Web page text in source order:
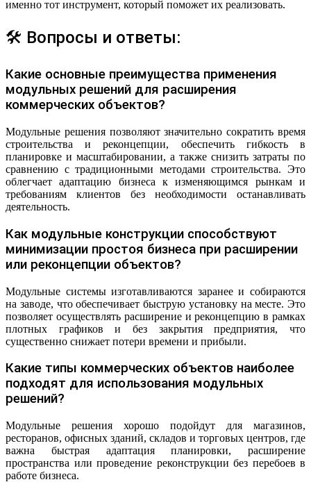
именно тот инструмент, который поможет их реализовать.
🛠 Вопросы и ответы:
Какие основные преимущества применения
модульных решений для расширения
коммерческих объектов?
Модульные решения позволяют значительно сократить время
строительства и реконцепции, обеспечить гибкость в
планировке и масштабировании, а также снизить затраты по
сравнению с традиционными методами строительства. Это
облегчает адаптацию бизнеса к изменяющимся рынкам и
требованиям клиентов без необходимости останавливать
деятельность.
Как модульные конструкции способствуют
минимизации простоя бизнеса при расширении
или реконцепции объектов?
Модульные системы изготавливаются заранее и собираются
на заводе, что обеспечивает быструю установку на месте. Это
позволяет осуществлять расширение и реконцепцию в рамках
плотных графиков и без закрытия предприятия, что
существенно снижает потери времени и прибыли.
Какие типы коммерческих объектов наиболее
подходят для использования модульных
решений?
Модульные решения хорошо подойдут для магазинов,
ресторанов, офисных зданий, складов и торговых центров, где
важна быстрая адаптация планировки, расширение
пространства или проведение реконструкции без перебоев в
работе бизнеса.